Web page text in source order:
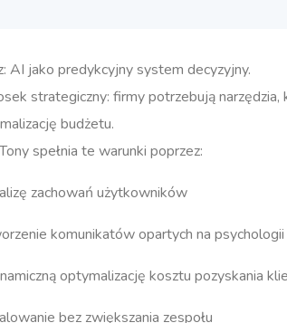
AI jako predykcyjny system decyzyjny.
strategiczny: firmy potrzebują narzędzia,
budżetu.
spełnia te warunki poprzez:
zachowań użytkowników
komunikatów opartych na psychologii
optymalizację kosztu pozyskania
bez zwiększania zespołu